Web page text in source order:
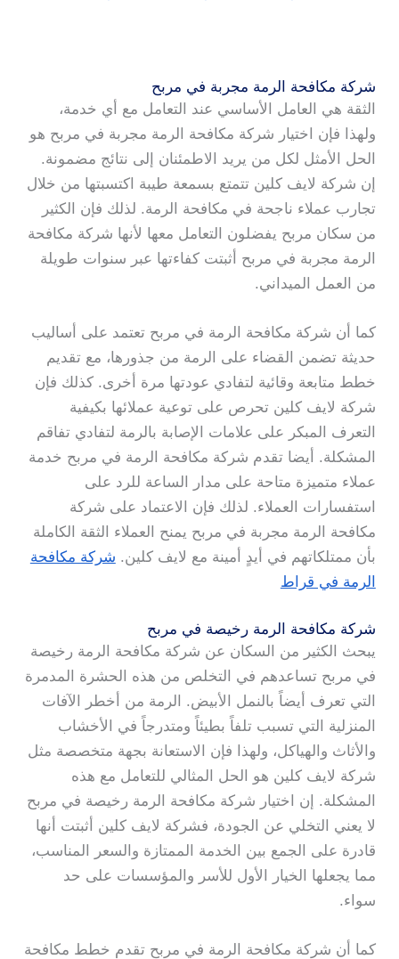
شركة مكافحة الرمة مجربة في مربح
الثقة هي العامل الأساسي عند التعامل مع أي خدمة،
ولهذا فإن اختيار شركة مكافحة الرمة مجربة في مربح هو
الحل الأمثل لكل من يريد الاطمئنان إلى نتائج مضمونة.
إن شركة لايف كلين تتمتع بسمعة طيبة اكتسبتها من خلال
تجارب عملاء ناجحة في مكافحة الرمة. لذلك فإن الكثير
من سكان مربح يفضلون التعامل معها لأنها شركة مكافحة
الرمة مجربة في مربح أثبتت كفاءتها عبر سنوات طويلة
من العمل الميداني.
كما أن شركة مكافحة الرمة في مربح تعتمد على أساليب
حديثة تضمن القضاء على الرمة من جذورها، مع تقديم
خطط متابعة وقائية لتفادي عودتها مرة أخرى. كذلك فإن
شركة لايف كلين تحرص على توعية عملائها بكيفية
التعرف المبكر على علامات الإصابة بالرمة لتفادي تفاقم
المشكلة. أيضا تقدم شركة مكافحة الرمة في مربح خدمة
عملاء متميزة متاحة على مدار الساعة للرد على
استفسارات العملاء. لذلك فإن الاعتماد على شركة
مكافحة الرمة مجربة في مربح يمنح العملاء الثقة الكاملة
بأن ممتلكاتهم في أيدٍ أمينة مع لايف كلين. شركة مكافحة
الرمة في قراط
شركة مكافحة الرمة رخيصة في مربح
يبحث الكثير من السكان عن شركة مكافحة الرمة رخيصة
في مربح تساعدهم في التخلص من هذه الحشرة المدمرة
التي تعرف أيضاً بالنمل الأبيض. الرمة من أخطر الآفات
المنزلية التي تسبب تلفاً بطيئاً ومتدرجاً في الأخشاب
والأثاث والهياكل، ولهذا فإن الاستعانة بجهة متخصصة مثل
شركة لايف كلين هو الحل المثالي للتعامل مع هذه
المشكلة. إن اختيار شركة مكافحة الرمة رخيصة في مربح
لا يعني التخلي عن الجودة، فشركة لايف كلين أثبتت أنها
قادرة على الجمع بين الخدمة الممتازة والسعر المناسب،
مما يجعلها الخيار الأول للأسر والمؤسسات على حد
سواء.
كما أن شركة مكافحة الرمة في مربح تقدم خطط مكافحة